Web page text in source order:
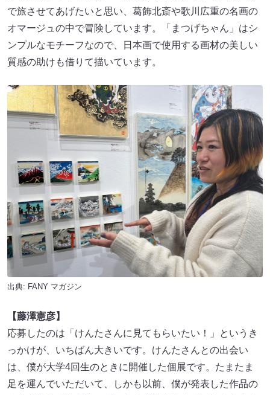
で旅させてあげたいと思い、葛飾北斎や歌川広重の名画の
オマージュの中で冒険しています。「まつげちゃん」はシ
ンプルなモチーフなので、日本画で使用する画材の美しい
質感の助けも借りて描いています。
出典: FANY マガジン
【藤澤憲彦】
応募したのは「けんたさんに見てもらいたい！」というき
っかけが、いちばん大きいです。けんたさんとの出会い
は、僕が大学4回生のときに開催した個展です。たまたま
足を運んでいただいて、しかも以前、僕が発表した作品の